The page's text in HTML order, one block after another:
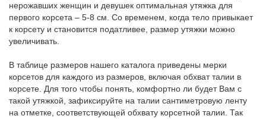
нерожавших женщин и девушек оптимальная утяжка для
первого корсета – 5-8 см. Со временем, когда тело привыкает
к корсету и становится податливее, размер утяжки можно
увеличивать.
В таблице размеров нашего каталога приведены мерки
корсетов для каждого из размеров, включая обхват талии в
корсете. Для того чтобы понять, комфортно ли будет Вам с
такой утяжкой, зафиксируйте на талии сантиметровую ленту
на отметке, соответствующей обхвату корсетной талии. Так